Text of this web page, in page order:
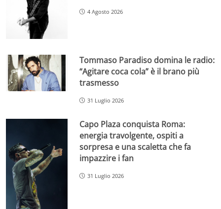
4 Agosto 2026
Tommaso Paradiso domina le radio:
“Agitare coca cola” è il brano più
trasmesso
31 Luglio 2026
Capo Plaza conquista Roma:
energia travolgente, ospiti a
sorpresa e una scaletta che fa
impazzire i fan
31 Luglio 2026